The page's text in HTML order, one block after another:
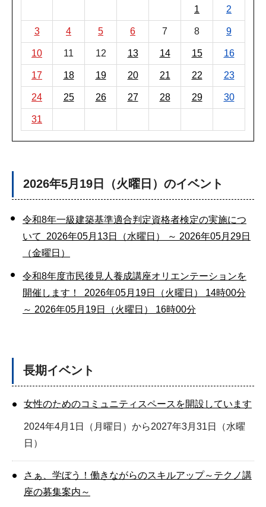
1
2
3 4 5 6 7 8 9
10 11 12 13 14 15 16
17 18 19 20 21 22 23
24 25 26 27 28 29 30
31
2026年5月19日（火曜日）のイベント
令和8年一級建築基準適合判定資格者検定の実施につ
いて 2026年05月13日（水曜日） ～ 2026年05月29日
（金曜日）
令和8年度市民後見人養成講座オリエンテーションを
開催します！ 2026年05月19日（火曜日） 14時00分
～ 2026年05月19日（火曜日） 16時00分
長期イベント
女性のためのコミュニティスペースを開設しています
2024年4月1日（月曜日）から2027年3月31日（水曜
日）
さぁ、学ぼう！働きながらのスキルアップ～テクノ講
座の募集案内～